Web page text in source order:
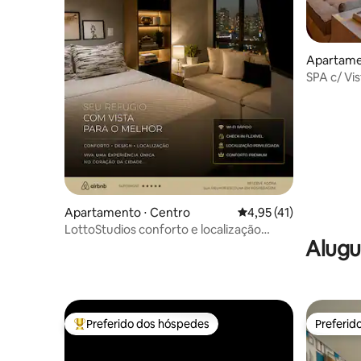
Apartamento ⋅ Centro 4,95 de uma avaliação
4,95 (41)
LottoStudios conforto e localização
SPA c/
Entre os melhores preferidos dos hóspedes
Preferido dos hóspedes